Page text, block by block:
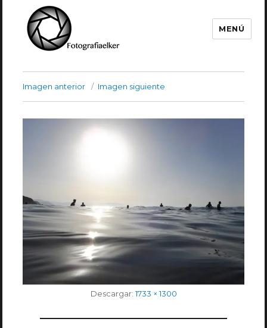
Fotografía Elker
MENÚ
Imagen anterior Imagen siguiente
Descargar:completo
1733 × 1300